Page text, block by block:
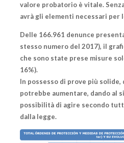
valore probatorio è vitale.
avrà gli elementi necessari per
Delle 166.961 denunce
stesso numero del 2017), il
che sono state prese misure
16%).
In possesso di prove più
potrebbe aumentare, dando al
possibilità di agire secondo
dalla legge.